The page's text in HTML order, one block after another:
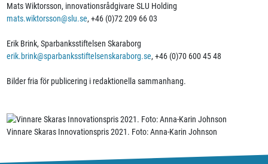
Mats Wiktorsson, innovationsrådgivare SLU Holding
mats.wiktorsson@slu.se, +46 (0)72 209 66 03
Erik Brink, Sparbanksstiftelsen Skaraborg
erik.brink@sparbanksstiftelsenskaraborg.se, +46 (0)70 600 45 48
Bilder fria för publicering i redaktionella sammanhang.
Vinnare Skaras Innovationspris 2021. Foto: Anna-Karin Johnson